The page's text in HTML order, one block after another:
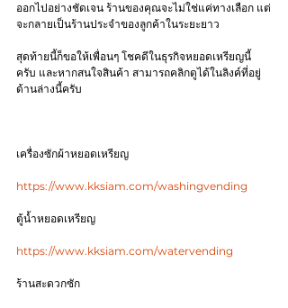
ออกไปอย่างชัดเจน ร้านของคุณจะไม่ใช่แค่ทางเลือก แต่
จะกลายเป็นร้านประจำของลูกค้าในระยะยาว
สุดท้ายนี้ก็ขอให้เพื่อนๆ โชคดีในธุรกิจหยอดเหรียญนี้
ครับ และหากสนใจสินค้า สามารถคลิกดูได้ในลิงค์ที่อยู่
ด้านล่างนี้ครับ
เครื่องซักผ้าหยอดเหรียญ
https://www.kksiam.com/washingvending
ตู้น้ำหยอดเหรียญ
https://www.kksiam.com/watervending
ร้านสะดวกซัก